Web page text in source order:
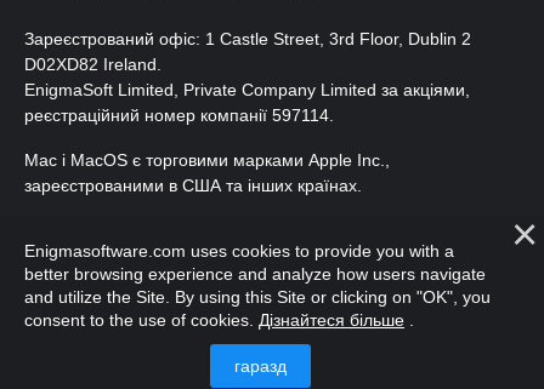
Зареєстрований офіс: 1 Castle Street, 3rd Floor, Dublin 2
D02XD82 Ireland.
EnigmaSoft Limited, Private Company Limited за акціями,
реєстраційний номер компанії 597114.
Mac і MacOS є торговими марками Apple Inc.,
зареєстрованими в США та інших країнах.
захищено.
Enigmasoftware.com uses cookies to provide you with a
better browsing experience and analyze how users navigate
and utilize the Site. By using this Site or clicking on "OK", you
consent to the use of cookies. Дізнайтеся більше